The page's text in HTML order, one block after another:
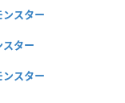
スター
ター
スター